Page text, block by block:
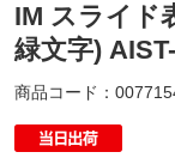
IM スライド
緑文字)
商品コード：